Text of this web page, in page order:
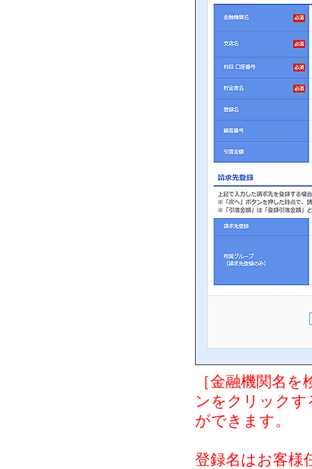
［金融機関名
ンをクリックす
ができます。
登録名はお客様